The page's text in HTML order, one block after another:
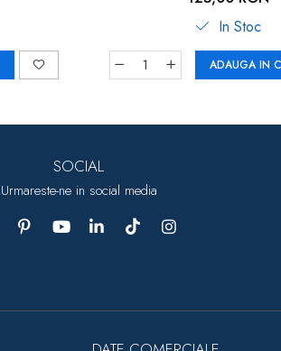
In Stoc
ADAUGA IN
SOCIAL
Urmareste-ne in social media